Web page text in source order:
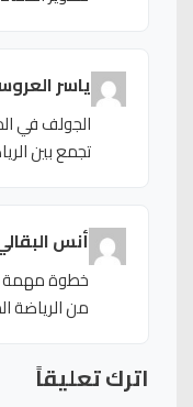
ياسر
الجولف في
تجمع بين
أنس
خطوة مهمة
من الرياضة
اترك تعليقاً